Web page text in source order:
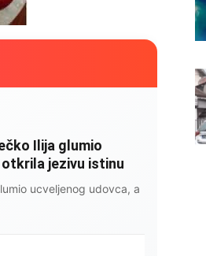
Ilija glumio
jezivu istinu
ucveljenog udovca, a